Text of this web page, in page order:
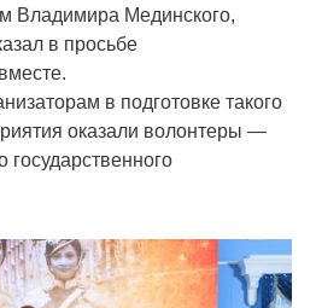
Владимира Мединского,
в просьбе
в подготовке такого
оказали волонтеры —
государственного